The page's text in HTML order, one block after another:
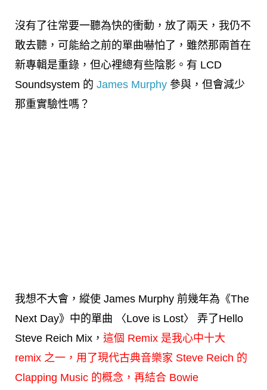
沒有了往常要一聽為快的衝動，放了兩天，我仍不
敢去聽，可能給之前的單曲嚇怕了，雖然那兩首在
新專輯是重錄，但心裡總有些陰影。有 LCD
Soundsystem 的 James Murphy 參與，但會減少
那重實驗性嗎？
我想不大會，縱使 James Murphy 前幾年為《The
Next Day》中的單曲 〈Love is Lost〉 弄了Hello
Steve Reich Mix， 這個 Remix 是我心中十大
remix 之一，用了現代古典音樂家 Steve Reich 的
Clapping Music 的概念，再結合 Bowie